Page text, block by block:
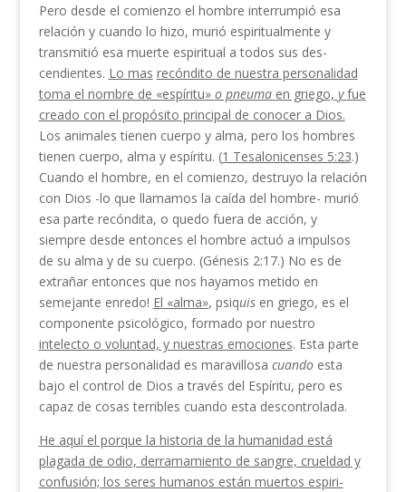
Pero desde el comienzo el hombre interrumpió esa
relación y cuando lo hizo, murió espiritualmente y
transmitió esa muerte espiritual a todos sus des­
cendientes. Lo mas recóndito de nuestra personalidad
toma el nombre de «espíritu» o pneuma en griego, yfue
creado con el propósito principal de conocer a Dios.
Los animales tienen cuerpo y alma, pero los hombres
tienen cuerpo, alma y espíritu. (1 Tesalo­nicenses 5:23.)
Cuando el hombre, en el comienzo, destruyo la relación
con Dios -lo que llamamos la caída del hombre- murió
esa parte recóndita, o que­do fuera de acción, y
siempre desde entonces el hombre actuó a impulsos
de su alma y de su cuerpo. (Génesis 2:17.) No es de
extrañar entonces que nos ha­yamos metido en
semejante enredo! El «alma», psiquis en griego, es el
componente psicológico, formado por nuestro
intelecto o voluntad, y nuestras emocio­nes. Esta parte
de nuestra personalidad es maravillosa cuando esta
bajo el control de Dios a través del Es­píritu, pero es
capaz de cosas terribles cuando esta descontrolada.
He aquí el porque la historia de la humanidad está
plagada de odio, derramamiento de sangre, crueldad y
confusión; los seres humanos están muertos espiri­